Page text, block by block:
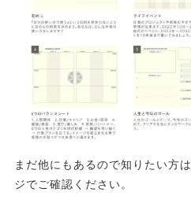
まだ他にもあるので知りたい方は
ジでご確認ください。